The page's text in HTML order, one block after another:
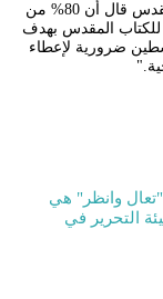
توم غتمان مدير مؤسسة ورلد فيجون السابق في القدس قال أن 80% من
للكتاب المقدس بهدف
ضرورية لإعطاء
وانظر" هي
التحرير في